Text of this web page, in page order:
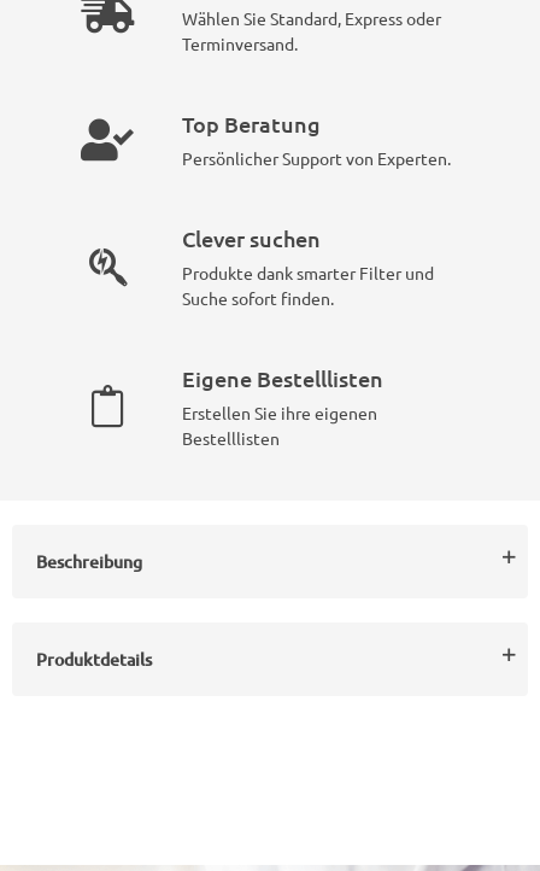
Wählen Sie Standard, Express oder
Terminversand.
Top Beratung
Persönlicher Support von Experten.
Clever suchen
Produkte dank smarter Filter und
Suche sofort finden.
Eigene Bestelllisten
Erstellen Sie ihre eigenen
Bestelllisten
Beschreibung
Produktdetails